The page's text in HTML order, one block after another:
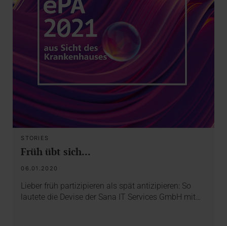
STORIES
Früh übt sich...
06.01.2020
Lieber früh partizipieren als spät antizipieren: So
lautete die Devise der Sana IT Services GmbH mit…